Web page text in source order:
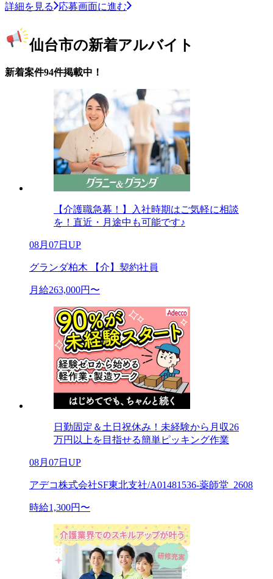
詳細を見る 応募画面に進む
仙台市の新着アルバイト
新着案件94件掲載中！
【介護職急募！】入社時期はご気軽に相談
を！直近・月途中も可能です♪
08月07日UP
グランダ柏木 【介】契約社員
月給263,000円〜
日勤固定＆土日祝休み！未経験から月収26
万円以上を目指せる簡単ピッキング作業
08月07日UP
アデコ株式会社SF東北支社/A01481536-薬師堂_2608
時給1,300円〜